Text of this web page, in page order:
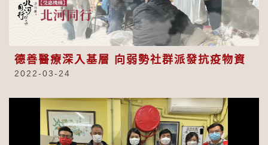
Video
德善醫療深入基層 向弱勢社群派發抗疫物資
2022-03-24